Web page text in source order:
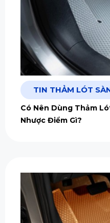
TIN THẢM LÓT
Có Nên Dùng Thảm
Nhược Điểm Gì?